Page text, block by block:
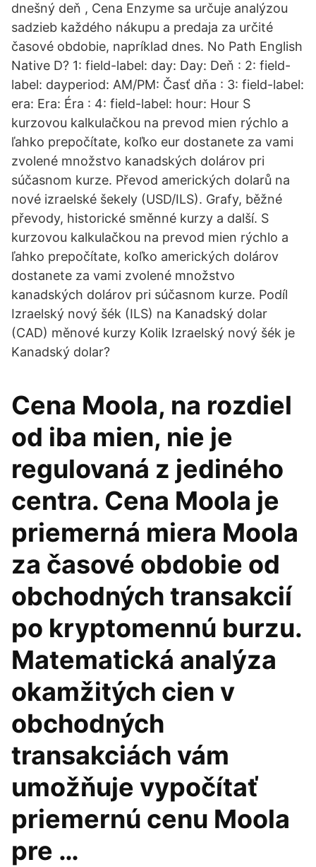
dnešný deň , Cena Enzyme sa určuje analýzou
sadzieb každého nákupu a predaja za určité
časové obdobie, napríklad dnes. No Path English
Native D? 1: field-label: day: Day: Deň : 2: field-
label: dayperiod: AM/PM: Časť dňa : 3: field-label:
era: Era: Éra : 4: field-label: hour: Hour S
kurzovou kalkulačkou na prevod mien rýchlo a
ľahko prepočítate, koľko eur dostanete za vami
zvolené množstvo kanadských dolárov pri
súčasnom kurze. Převod amerických dolarů na
nové izraelské šekely (USD/ILS). Grafy, běžné
převody, historické směnné kurzy a další. S
kurzovou kalkulačkou na prevod mien rýchlo a
ľahko prepočítate, koľko amerických dolárov
dostanete za vami zvolené množstvo
kanadských dolárov pri súčasnom kurze. Podíl
Izraelský nový šék (ILS) na Kanadský dolar
(CAD) měnové kurzy Kolik Izraelský nový šék je
Kanadský dolar?
Cena Moola, na rozdiel
od iba mien, nie je
regulovaná z jediného
centra. Cena Moola je
priemerná miera Moola
za časové obdobie od
obchodných transakcií
po kryptomennú burzu.
Matematická analýza
okamžitých cien v
obchodných
transakciách vám
umožňuje vypočítať
priemernú cenu Moola
pre …